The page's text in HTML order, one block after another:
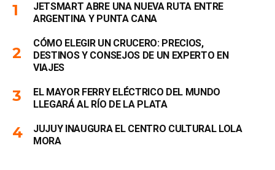
JETSMART ABRE UNA NUEVA RUTA ENTRE
ARGENTINA Y PUNTA CANA
CÓMO ELEGIR UN CRUCERO: PRECIOS,
DESTINOS Y CONSEJOS DE UN EXPERTO EN
VIAJES
EL MAYOR FERRY ELÉCTRICO DEL MUNDO
LLEGARÁ AL RÍO DE LA PLATA
JUJUY INAUGURA EL CENTRO CULTURAL LOLA
MORA